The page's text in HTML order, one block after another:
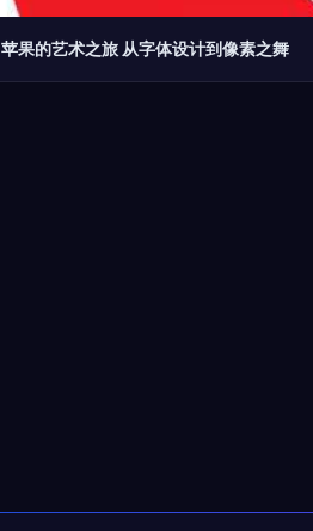
苹果的艺术之旅 从字体设计到像素之舞